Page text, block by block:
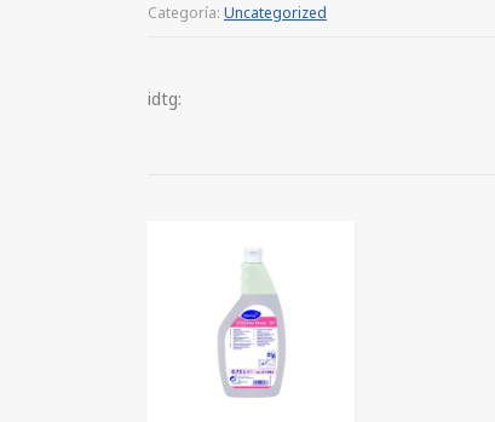
Categoría: Uncategorized
idtg: